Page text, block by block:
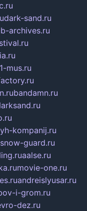
dark-sand.ru
archives.ru
1-mus.ru
bandamn.ru
kompanij.ru
snow-guard.ru
aalse.ru
movie-one.ru
andreislyusar.ru
i-grom.ru
dez.ru